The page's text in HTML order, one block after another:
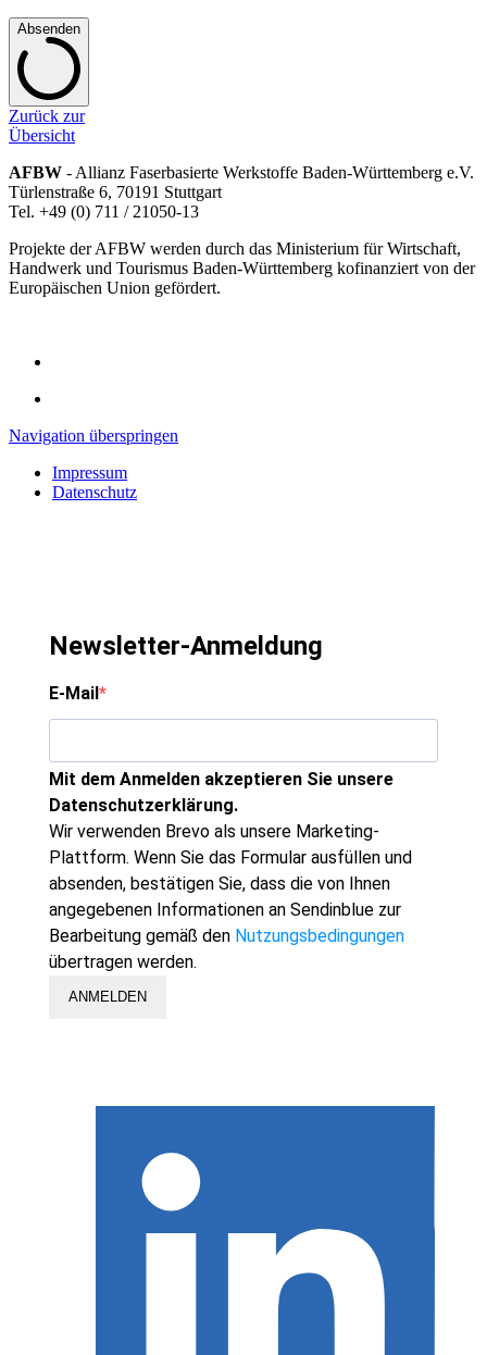
Absenden
Zurück zur
Übersicht
AFBW - Allianz Faserbasierte Werkstoffe Baden-Württemberg e.V.
Türlenstraße 6, 70191 Stuttgart
Tel. +49 (0) 711 / 21050-13
Projekte der AFBW werden durch das Ministerium für Wirtschaft,
Handwerk und Tourismus Baden-Württemberg kofinanziert von der
Europäischen Union gefördert.
Navigation überspringen
Impressum
Datenschutz
Newsletter-Anmeldung
E-Mail
Mit dem Anmelden akzeptieren Sie unsere
Datenschutzerklärung.
Wir verwenden Brevo als unsere Marketing-
Plattform. Wenn Sie das Formular ausfüllen und
absenden, bestätigen Sie, dass die von Ihnen
angegebenen Informationen an Sendinblue zur
Bearbeitung gemäß den Nutzungsbedingungen
übertragen werden.
ANMELDEN